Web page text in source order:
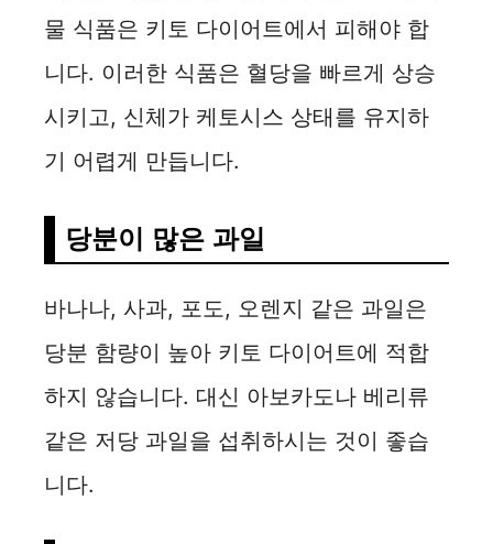
물 식품은 키토 다이어트에서 피해야 합
니다. 이러한 식품은 혈당을 빠르게 상승
시키고, 신체가 케토시스 상태를 유지하
기 어렵게 만듭니다.
당분이 많은 과일
바나나, 사과, 포도, 오렌지 같은 과일은
당분 함량이 높아 키토 다이어트에 적합
하지 않습니다. 대신 아보카도나 베리류
같은 저당 과일을 섭취하시는 것이 좋습
니다.